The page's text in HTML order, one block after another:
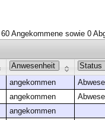
Angekommene sowie 0
angekommen
angekommen
angekommen